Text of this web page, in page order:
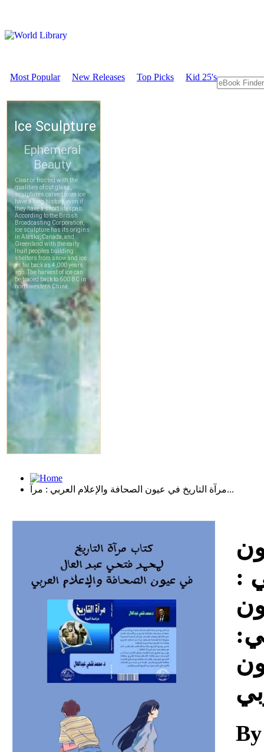
Most Popular New Releases Top Picks Kid 25's
مرآة التاريخ في عيون الصحافة والإعلام العربي : مرآ...
: